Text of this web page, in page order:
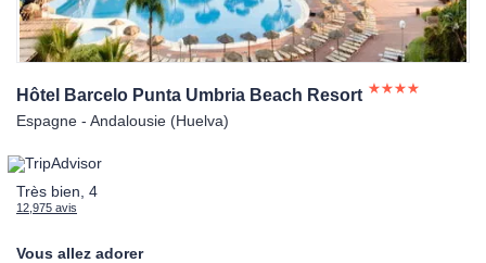
Hôtel Barcelo Punta Umbria Beach Resort
Espagne - Andalousie (Huelva)
Très bien, 4
12,975 avis
Vous allez adorer